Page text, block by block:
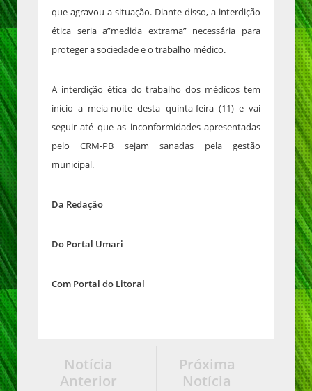
que agravou a situação. Diante disso, a interdição
ética seria a”medida extrama” necessária para
proteger a sociedade e o trabalho médico.
A interdição ética do trabalho dos médicos tem
início a meia-noite desta quinta-feira (11) e vai
seguir até que as inconformidades apresentadas
pelo CRM-PB sejam sanadas pela gestão
municipal.
Da Redação
Do Portal Umari
Com Portal do Litoral
Próxima
Notícia
Notícia
Anterior